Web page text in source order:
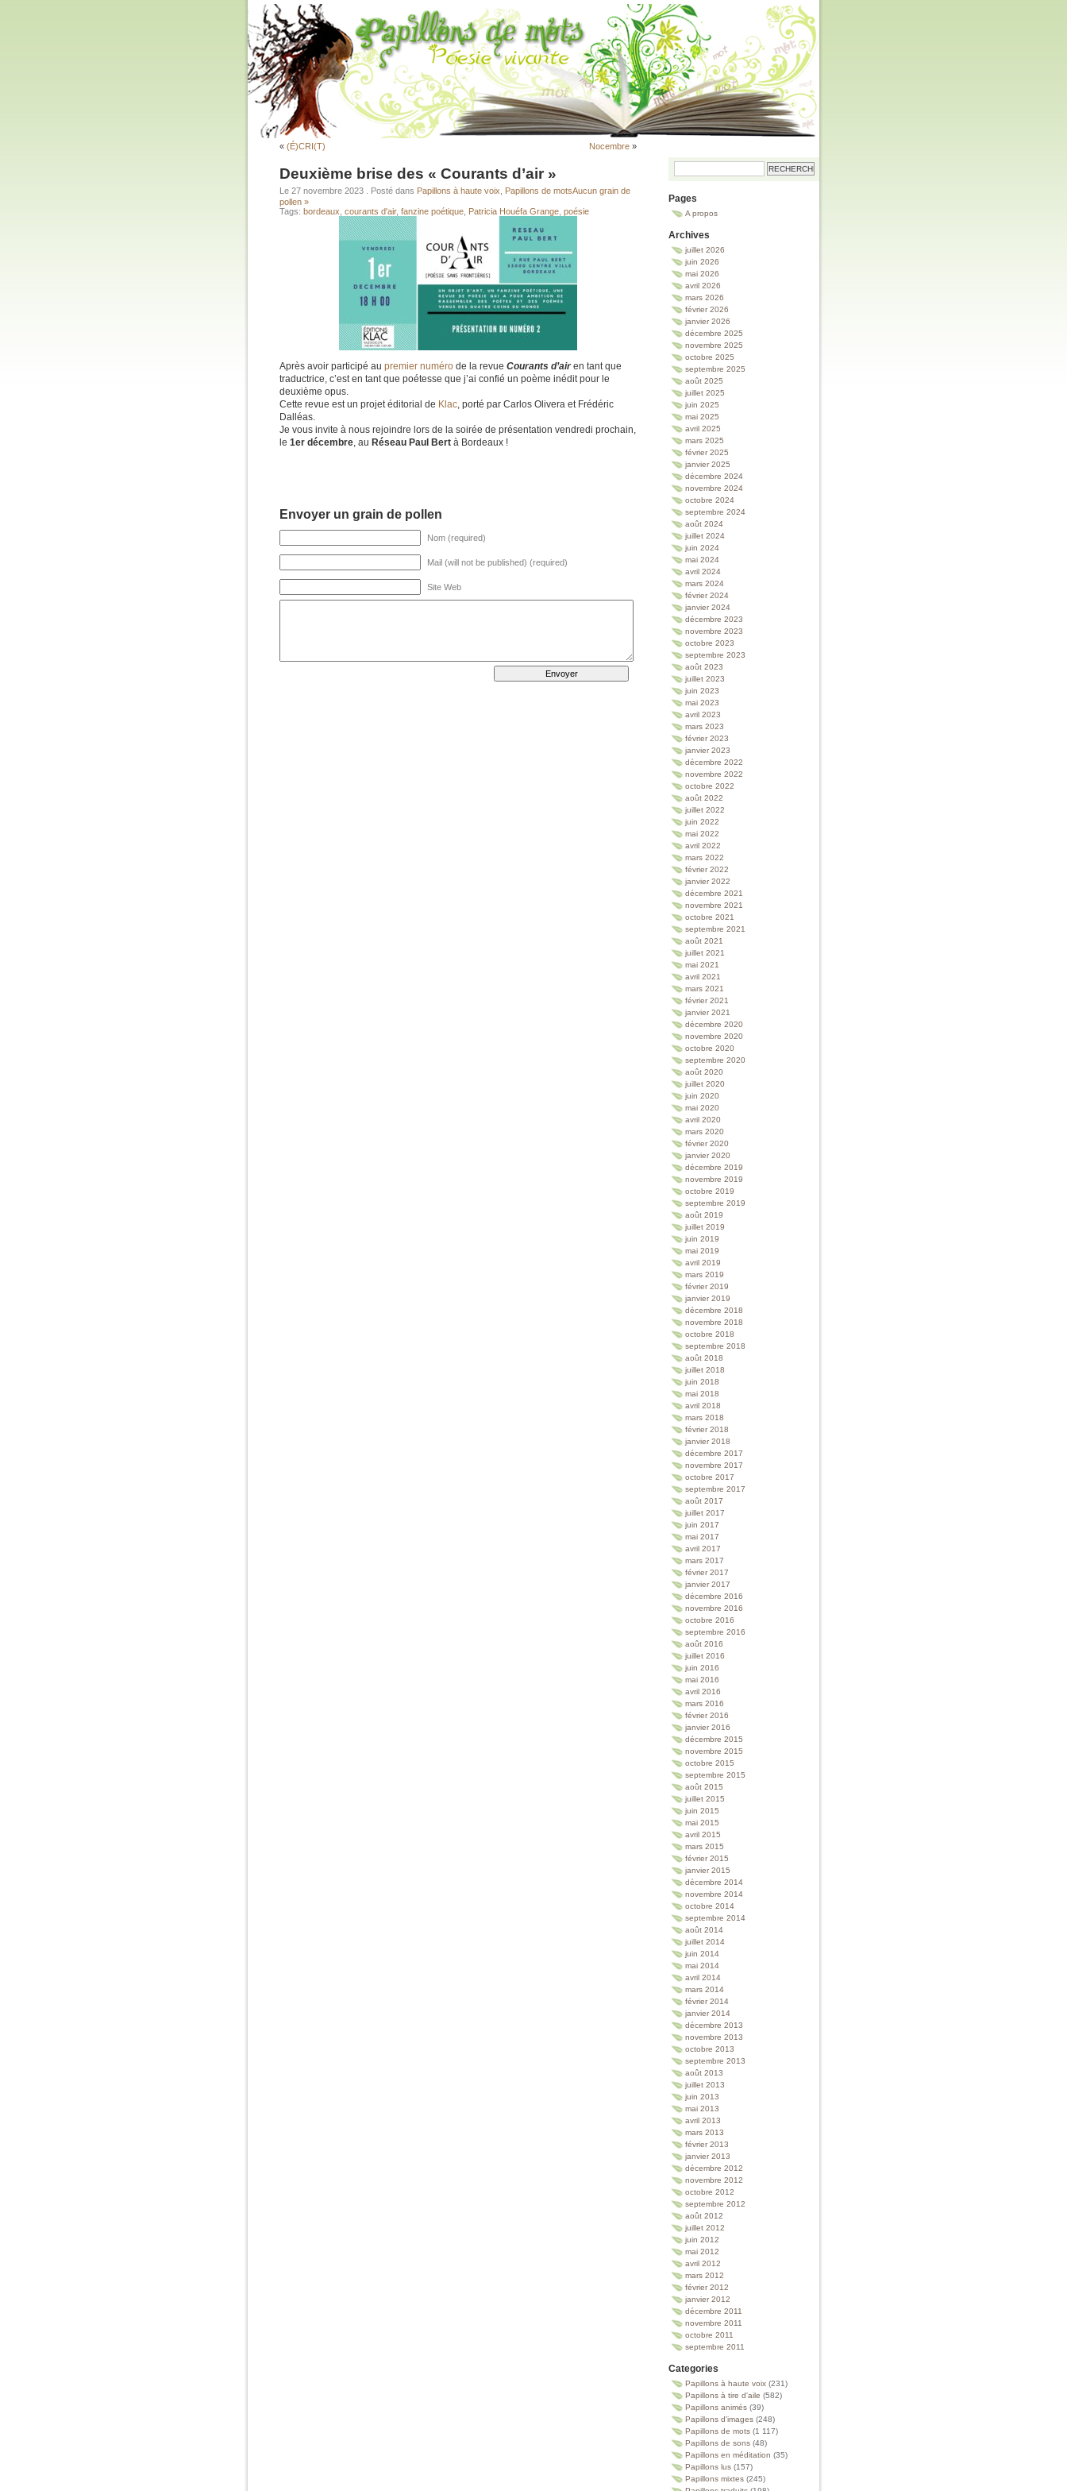
« (É)CRI(T) Nocembre »
Deuxième brise des « Courants d’air »
Le 27 novembre 2023 . Posté dans Papillons à haute voix Papillons de motsAucun grain de
pollen »
Tags: bordeaux courants d'air, fanzine poétique Patricia Houéfa Grange poésie
Après avoir participé au premier numéro de la revue Courants d’air en tant que
traductrice, c’est en tant que poétesse que j’ai confié un poème inédit pour le
deuxième opus.
Cette revue est un projet éditorial de Klac, porté par Carlos Olivera et Frédéric
Dalléas.
Je vous invite à nous rejoindre lors de la soirée de présentation vendredi prochain,
le 1er décembre, au Réseau Paul Bert à Bordeaux !
Envoyer un grain de pollen
Nom (required)
Mail (will not be published) (required)
Site Web
Pages
A propos
Archives
juillet 2026
juin 2026
mai 2026
avril 2026
mars 2026
février 2026
janvier 2026
décembre 2025
novembre 2025
octobre 2025
septembre 2025
août 2025
juillet 2025
juin 2025
mai 2025
avril 2025
mars 2025
février 2025
janvier 2025
décembre 2024
novembre 2024
octobre 2024
septembre 2024
août 2024
juillet 2024
juin 2024
mai 2024
avril 2024
mars 2024
février 2024
janvier 2024
décembre 2023
novembre 2023
octobre 2023
septembre 2023
août 2023
juillet 2023
juin 2023
mai 2023
avril 2023
mars 2023
février 2023
janvier 2023
décembre 2022
novembre 2022
octobre 2022
août 2022
juillet 2022
juin 2022
mai 2022
avril 2022
mars 2022
février 2022
janvier 2022
décembre 2021
novembre 2021
octobre 2021
septembre 2021
août 2021
juillet 2021
mai 2021
avril 2021
mars 2021
février 2021
janvier 2021
décembre 2020
novembre 2020
octobre 2020
septembre 2020
août 2020
juillet 2020
juin 2020
mai 2020
avril 2020
mars 2020
février 2020
janvier 2020
décembre 2019
novembre 2019
octobre 2019
septembre 2019
août 2019
juillet 2019
juin 2019
mai 2019
avril 2019
mars 2019
février 2019
janvier 2019
décembre 2018
novembre 2018
octobre 2018
septembre 2018
août 2018
juillet 2018
juin 2018
mai 2018
avril 2018
mars 2018
février 2018
janvier 2018
décembre 2017
novembre 2017
octobre 2017
septembre 2017
août 2017
juillet 2017
juin 2017
mai 2017
avril 2017
mars 2017
février 2017
janvier 2017
décembre 2016
novembre 2016
octobre 2016
septembre 2016
août 2016
juillet 2016
juin 2016
mai 2016
avril 2016
mars 2016
février 2016
janvier 2016
décembre 2015
novembre 2015
octobre 2015
septembre 2015
août 2015
juillet 2015
juin 2015
mai 2015
avril 2015
mars 2015
février 2015
janvier 2015
décembre 2014
novembre 2014
octobre 2014
septembre 2014
août 2014
juillet 2014
juin 2014
mai 2014
avril 2014
mars 2014
février 2014
janvier 2014
décembre 2013
novembre 2013
octobre 2013
septembre 2013
août 2013
juillet 2013
juin 2013
mai 2013
avril 2013
mars 2013
février 2013
janvier 2013
décembre 2012
novembre 2012
octobre 2012
septembre 2012
août 2012
juillet 2012
juin 2012
mai 2012
avril 2012
mars 2012
février 2012
janvier 2012
décembre 2011
novembre 2011
octobre 2011
septembre 2011
Categories
Papillons à haute voix (231)
Papillons à tire d'aile (582)
Papillons animés (39)
Papillons d'images (248)
Papillons de mots (1 117)
Papillons de sons (48)
Papillons en méditation (35)
Papillons lus (157)
Papillons mixtes (245)